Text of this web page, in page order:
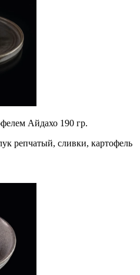
Айдахо 190 гр.
репчатый, сливки, картофель